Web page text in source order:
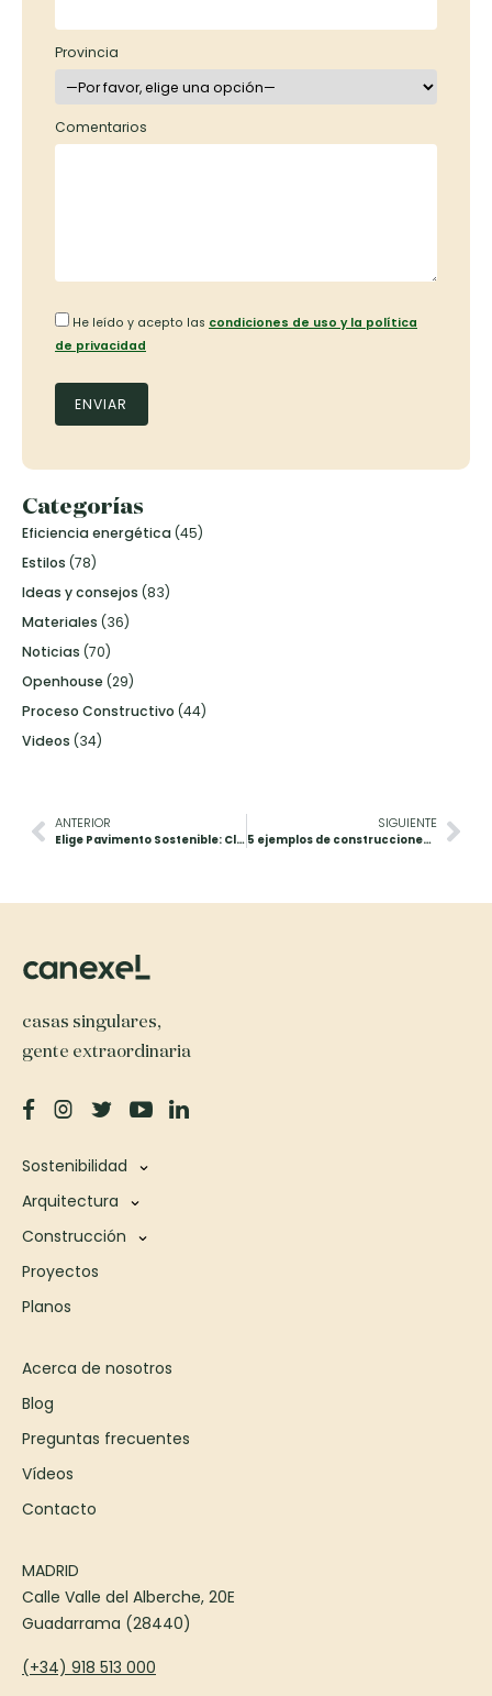
Provincia
Comentarios
He leído y acepto las condiciones de uso y la política
de privacidad
Categorías
Eficiencia energética(45)
Estilos (78)
Ideas y consejos (83)
Materiales (36)
Noticias (70)
Openhouse (29)
Proceso Constructivo (44)
Videos (34)
ANTERIOR
Elige Pavimento Sostenible: Claves para una construcción respetuosa con el entorno
SIGUIENTE
5 ejemplos de construcciones sostenibles
casas singulares,
gente extraordinaria
Sostenibilidad
Arquitectura
Construcción
Proyectos
Planos
Acerca de nosotros
Blog
Preguntas frecuentes
Vídeos
Contacto
MADRID
Calle Valle del Alberche, 20E
Guadarrama (28440)
(+34) 918 513 000